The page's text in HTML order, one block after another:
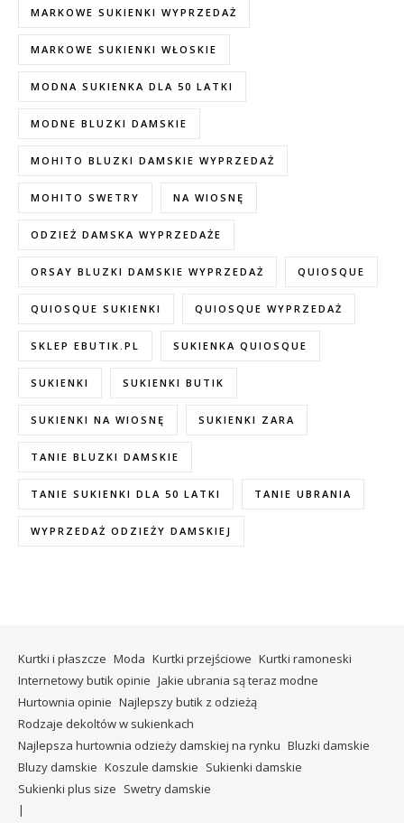
MARKOWE SUKIENKI WYPRZEDAŻ
MARKOWE SUKIENKI WŁOSKIE
MODNA SUKIENKA DLA 50 LATKI
MODNE BLUZKI DAMSKIE
MOHITO BLUZKI DAMSKIE WYPRZEDAŻ
MOHITO SWETRY NA WIOSNĘ
ODZIEŻ DAMSKA WYPRZEDAŻE
ORSAY BLUZKI DAMSKIE WYPRZEDAŻ QUIOSQUE
QUIOSQUE SUKIENKI QUIOSQUE WYPRZEDAŻ
SKLEP EBUTIK.PL SUKIENKA QUIOSQUE
SUKIENKI SUKIENKI BUTIK
SUKIENKI NA WIOSNĘ SUKIENKI ZARA
TANIE BLUZKI DAMSKIE
TANIE SUKIENKI DLA 50 LATKI TANIE UBRANIA
WYPRZEDAŻ ODZIEŻY DAMSKIEJ
Kurtki i płaszcze Moda Kurtki przejściowe Kurtki ramoneski
Internetowy butik opinie Jakie ubrania są teraz modne
Hurtownia opinie Najlepszy butik z odzieżą
Rodzaje dekoltów w sukienkach
Najlepsza hurtownia odzieży damskiej na rynku Bluzki damskie
Bluzy damskie Koszule damskie Sukienki damskie
Sukienki plus size Swetry damskie